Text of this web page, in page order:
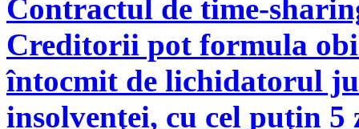
Contractul de time-
Creditorii pot formula
întocmit de lichidatorul
insolvenţei, cu cel puţin